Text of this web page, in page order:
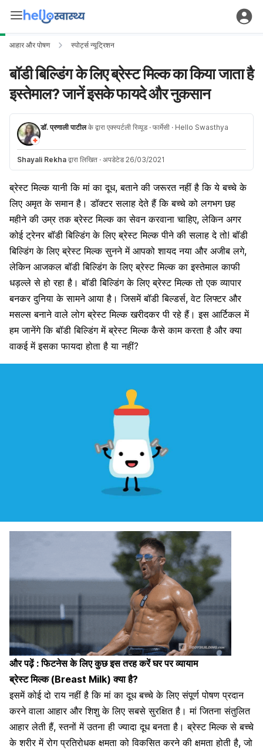
आहार और पोषण स्पोर्ट्स न्यूट्रिशन
बॉडी बिल्डिंग के लिए ब्रेस्ट मिल्क का किया जाता है
इस्तेमाल? जानें इसके फायदे और नुकसान
डॉ. प्रणाली पाटीलके द्वारा एक्स्पर्टली रिव्यूड · फार्मेसी · Hello Swasthya
Shayali Rekha द्वारा लिखित · अपडेटेड 26/03/2021
ब्रेस्ट मिल्क यानी कि मां का दूध, बताने की जरूरत नहीं है कि ये बच्चे के
लिए अमृत के समान है। डॉक्टर सलाह देते हैं कि बच्चे को लगभग छह
महीने की उम्र तक ब्रेस्ट मिल्क का सेवन करवाना चाहिए, लेकिन अगर
कोई ट्रेनर बॉडी बिल्डिंग के लिए ब्रेस्ट मिल्क पीने की सलाह दे तो!बॉडी
बिल्डिंग के लिए ब्रेस्ट मिल्क सुनने में आपको शायद नया और अजीब लगे,
लेकिन आजकल बॉडी बिल्डिंग के लिए ब्रेस्ट मिल्क का इस्तेमाल काफी
धड़ल्ले से हो रहा है। बॉडी बिल्डिंग के लिए ब्रेस्ट मिल्क तो एक व्यापार
बनकर दुनिया के सामने आया है। जिसमें बॉडी बिल्डर्स, वेट लिफ्टर और
मसल्स बनाने वाले लोग ब्रेस्ट मिल्क खरीदकर पी रहे हैं। इस आर्टिकल में
हम जानेंगे कि बॉडी बिल्डिंग में ब्रेस्ट मिल्क कैसे काम करता है और क्या
वाकई में इसका फायदा होता है या नहीं?
और पढ़ें :फिटनेस के लिए कुछ इस तरह करें घर पर व्यायाम
ब्रेस्ट मिल्क (Breast Milk) क्या है?
इसमें कोई दो राय नहीं है कि मां का दूध बच्चे के लिए संपूर्ण पोषण प्रदान
करने वाला आहार और शिशु के लिए सबसे सुरक्षित है। मां जितनासंतुलित
आहारलेती हैं, स्तनों में उतना ही ज्यादा दूध बनता है। ब्रेस्ट मिल्क से बच्चे
के शरीर मेंरोग प्रतिरोधक क्षमता को विकसित करने की क्षमता होती है, जो